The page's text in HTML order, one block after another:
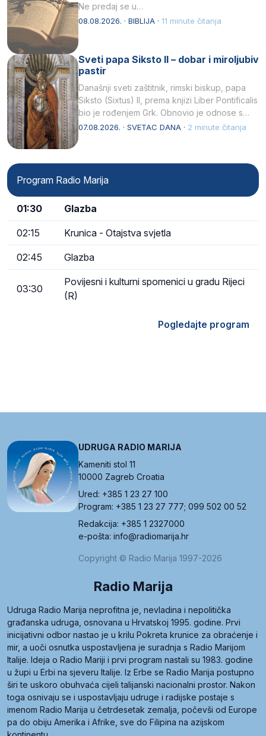
Ne predaj se u…
08.08.2026. · BIBLIJA · 11 minute čitanja
Sveti papa Siksto II – dobar i miroljubiv
pastir
Današnji sveti zaštitnik, rimski biskup, papa
Siksto (Sixtus) II, prema knjizi Liber Pontificalis
bio je rođenjem Grk. Obnovio je odnose s
afričkim…
07.08.2026. · SVETAC DANA · 2 minute čitanja
Program Radio Marija
01:30 Glazba
02:15 Krunica - Otajstva svjetla
02:45 Glazba
03:30
Povijesni i kulturni spomenici u gradu Rijeci
(R)
Pogledajte program
UDRUGA RADIO MARIJA
Kameniti stol 11
10000 Zagreb Croatia
Ured: +385 1 23 27 100
Program: +385 1 23 27 777; 099 502 00 52
Redakcija: +385 1 2327000
e-pošta: info@radiomarija.hr
Copyright © Radio Marija 1997-2026
Radio Marija
Udruga Radio Marija neprofitna je, nevladina i nepolitička
građanska udruga, osnovana u Hrvatskoj 1995. godine. Prvi
inicijativni odbor nastao je u krilu Pokreta krunice za obraćenje i
mir, a uoči osnutka uspostavljena je suradnja s Radio Marijom
Italije. Ideja o Radio Mariji i prvi program nastali su 1983. godine
u župi u Erbi na sjeveru Italije. Iz Erbe se Radio Marija postupno
širi te uskoro obuhvaća cijeli talijanski nacionalni prostor. Nakon
toga osnivaju se i uspostavljaju udruge i radijske postaje s
imenom Radio Marija u četrdesetak zemalja, počevši od Europe
pa do obiju Amerika i Afrike, sve do Filipina na azijskom